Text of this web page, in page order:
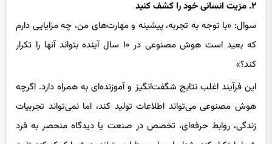
سوال: «با توجه به تجربه، پیشینه و مهارت‌های من، چه مزایایی دارم
که بعید است هوش مصنوعی در ۱۰ سال آینده بتواند آنها را تکرار
کند؟»
این فرآیند اغلب نتایج شگفت‌انگیز و آموزنده‌ای به همراه دارد. اگرچه
هوش مصنوعی می‌تواند اطلاعات تولید کند، اما نمی‌تواند تجربیات
زندگی، روابط حرفه‌ای، تخصص در صنعت یا دیدگاه منحصر به فرد
شما را تکرار کند. شناسایی این مزایا می‌تواند به شما کمک کند تا به